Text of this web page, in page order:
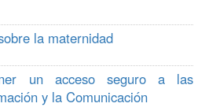
la maternidad
un acceso seguro a las
y la Comunicación